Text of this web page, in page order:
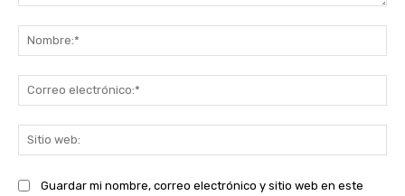
Guardar mi nombre, correo electrónico y sitio web en este